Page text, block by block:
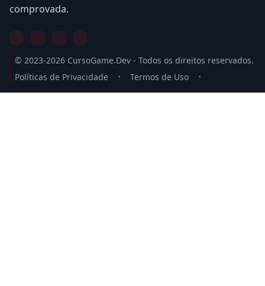
comprovada.
© 2023-2026 CursoGame.Dev - Todos os direitos reservados.
Políticas de Privacidade
• Termos de Uso •